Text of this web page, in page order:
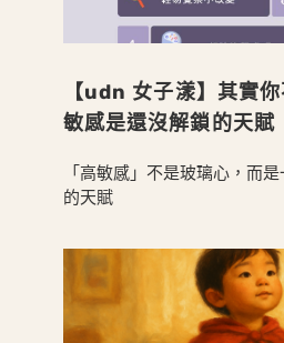
【udn 女子漾】其實
敏感是還沒解鎖的天賦
「高敏感」不是玻璃心，而
的天賦